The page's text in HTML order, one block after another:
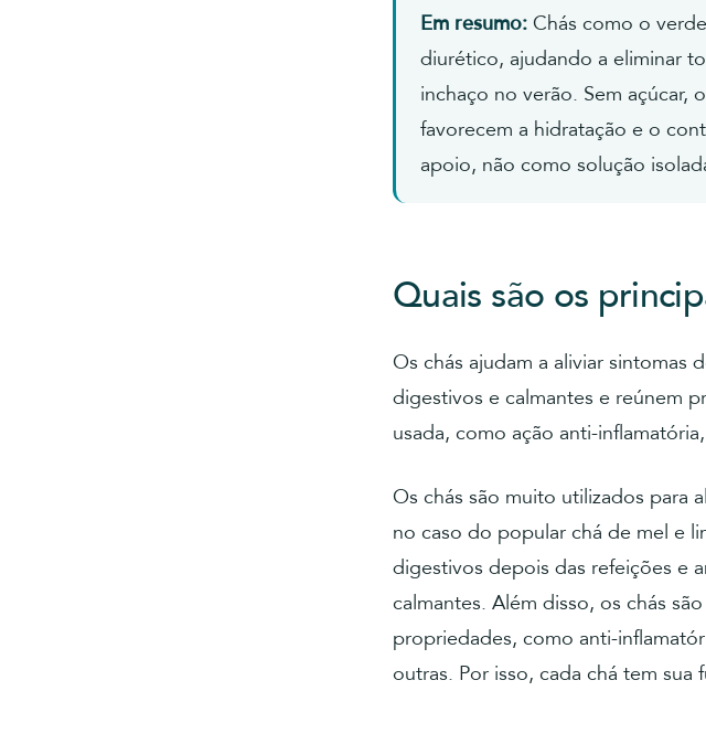
Em resumo: Chás como o
diurético, ajudando a eliminar
inchaço no verão. Sem açúcar,
favorecem a hidratação e o
apoio, não como solução
Quais são os
Os chás ajudam a aliviar sintomas
digestivos e calmantes e reúnem
usada, como ação anti-
Os chás são muito utilizados para
no caso do popular chá de mel e
digestivos depois das refeições e
calmantes. Além disso, os chás
propriedades, como anti-
outras. Por isso, cada chá tem